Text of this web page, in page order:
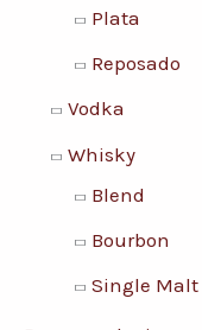
Plata
Reposado
Vodka
Whisky
Blend
Bourbon
Single Malt